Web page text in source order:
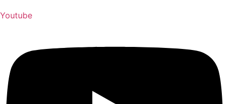
Youtube